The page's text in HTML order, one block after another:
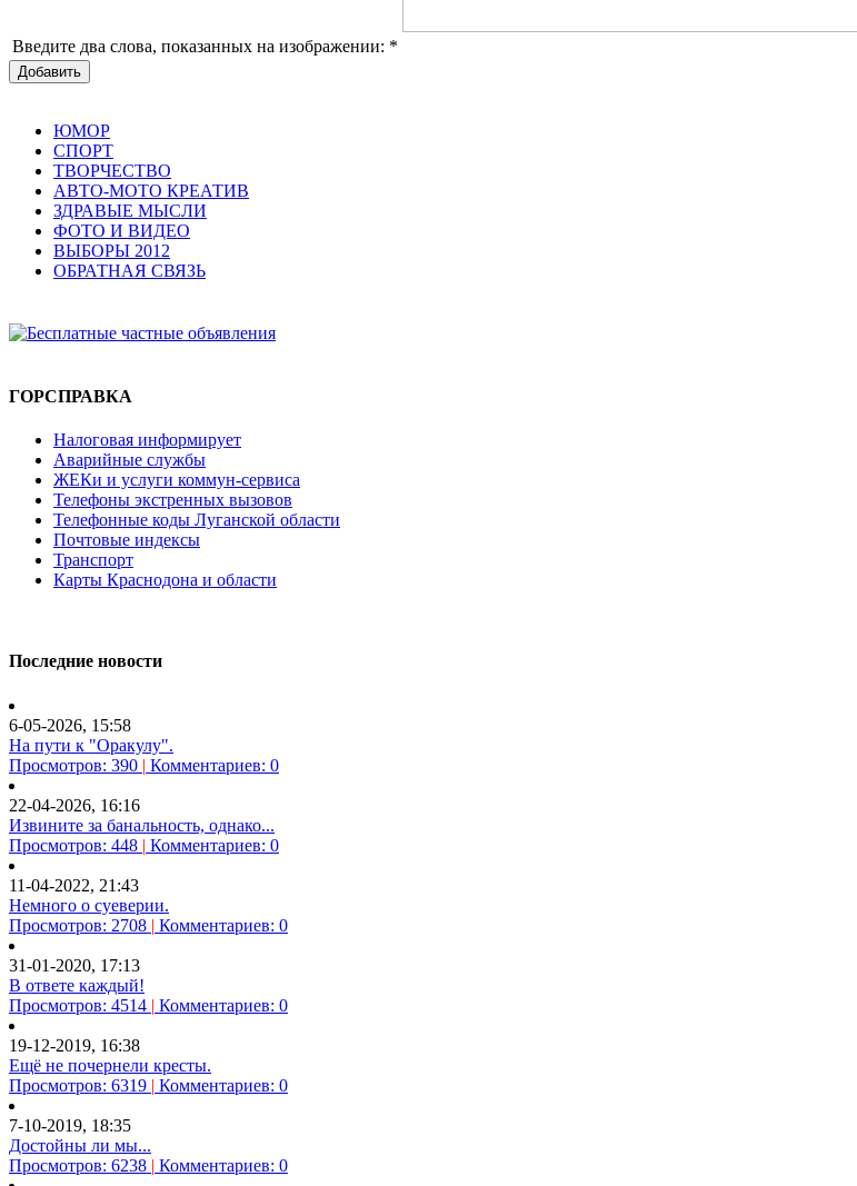
Введите два слова, показанных на изображении: *
Добавить
ЮМОР
СПОРТ
ТВОРЧЕСТВО
АВТО-МОТО КРЕАТИВ
ЗДРАВЫЕ МЫСЛИ
ФОТО И ВИДЕО
ВЫБОРЫ 2012
ОБРАТНАЯ СВЯЗЬ
ГОРСПРАВКА
Налоговая информирует
Аварийные службы
ЖЕКи и услуги коммун-сервиса
Телефоны экстренных вызовов
Телефонные коды Луганской области
Почтовые индексы
Транспорт
Карты Краснодона и области
Последние новости
6-05-2026, 15:58
На пути к "Оракулу".
Просмотров: 390 | Комментариев: 0
22-04-2026, 16:16
Извините за банальность, однако...
Просмотров: 448 | Комментариев: 0
11-04-2022, 21:43
Немного о суеверии.
Просмотров: 2708 | Комментариев: 0
31-01-2020, 17:13
В ответе каждый!
Просмотров: 4514 | Комментариев: 0
19-12-2019, 16:38
Ещё не почернели кресты.
Просмотров: 6319 | Комментариев: 0
7-10-2019, 18:35
Достойны ли мы...
Просмотров: 6238 | Комментариев: 0